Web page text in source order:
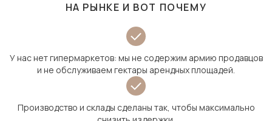
НА РЫНКЕ И ВОТ ПОЧЕМУ
У нас нет гипермаркетов: мы не содержим армию продавцов
и не обслуживаем гектары арендных площадей.
Производство и склады сделаны так, чтобы максимально